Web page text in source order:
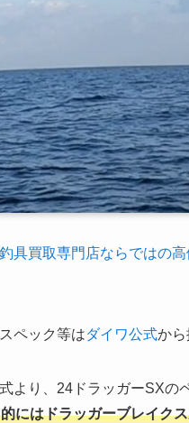
具買取専門店ならではの高
ペック等はダイワ公式か
より、24ドラッガーSXの
にはドラッガーブレイク